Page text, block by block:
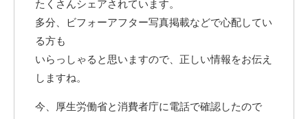
たくさんシェアされています。
多分、ビフォーアフター写真掲載などで心配してい
る方も
いらっしゃると思いますので、正しい情報をお伝え
しますね。
今、厚生労働省と消費者庁に電話で確認したので